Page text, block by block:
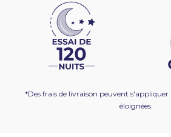
*Des frais de livraison peuvent
éloignées.